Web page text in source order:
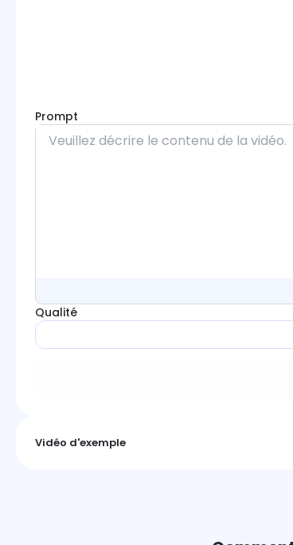
Prompt
Qualité
Vidéo d'exemple